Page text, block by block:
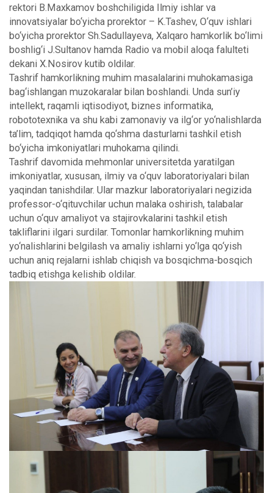
rektori B.Maxkamov boshchiligida Ilmiy ishlar va
innovatsiyalar bo‘yicha prorektor – K.Tashev, O‘quv ishlari
bo‘yicha prorektor Sh.Sadullayeva, Xalqaro hamkorlik bo‘limi
boshlig‘i J.Sultanov hamda Radio va mobil aloqa falulteti
dekani X.Nosirov kutib oldilar.
Tashrif hamkorlikning muhim masalalarini muhokamasiga
bag‘ishlangan muzokaralar bilan boshlandi. Unda sun’iy
intellekt, raqamli iqtisodiyot, biznes informatika,
robototexnika va shu kabi zamonaviy va ilg‘or yo‘nalishlarda
ta’lim, tadqiqot hamda qo‘shma dasturlarni tashkil etish
bo‘yicha imkoniyatlari muhokama qilindi.
Tashrif davomida mehmonlar universitetda yaratilgan
imkoniyatlar, xususan, ilmiy va o‘quv laboratoriyalari bilan
yaqindan tanishdilar. Ular mazkur laboratoriyalari negizida
professor-o‘qituvchilar uchun malaka oshirish, talabalar
uchun o‘quv amaliyot va stajirovkalarini tashkil etish
takliflarini ilgari surdilar. Tomonlar hamkorlikning muhim
yo‘nalishlarini belgilash va amaliy ishlarni yo‘lga qo‘yish
uchun aniq rejalarni ishlab chiqish va bosqichma-bosqich
tadbiq etishga kelishib oldilar.